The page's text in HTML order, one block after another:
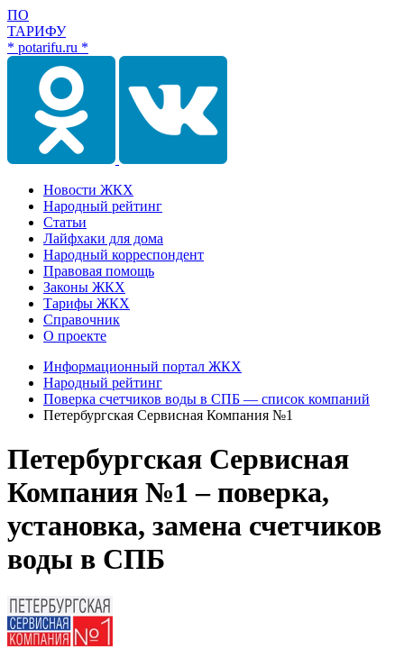
ПО
ТАРИФУ
* potarifu.ru *
Новости ЖКХ
Народный рейтинг
Статьи
Лайфхаки для дома
Народный корреспондент
Правовая помощь
Законы ЖКХ
Тарифы ЖКХ
Справочник
О проекте
Информационный портал ЖКХ
Народный рейтинг
Поверка счетчиков воды в СПБ — список компаний
Петербургская Сервисная Компания №1
Петербургская Сервисная
Компания №1 – поверка,
установка, замена счетчиков
воды в СПБ